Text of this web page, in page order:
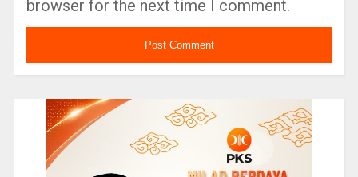
browser for the next time I comment.